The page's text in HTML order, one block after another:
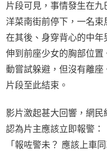
片段可見，事情發生在
洋菜南街前停下，一名
在其後、身穿背心的中
伸到前座少女的胸部位
動嘗試躲避，但沒有離座
片段至此結束。
影片激起甚大回響，網民
認為片主應該立即報警：
「報咗警未？ 應該上車